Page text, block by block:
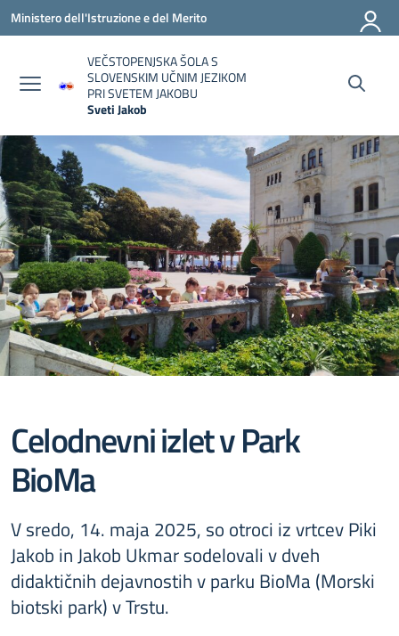
Vai ai contenuti
Vai al menu di navigazione
Vai al footer
Ministero dell'Istruzione e del Merito
VEČSTOPENJSKA ŠOLA S
SLOVENSKIM UČNIM JEZIKOM
PRI SVETEM JAKOBU
Sveti Jakob
Celodnevni izlet v Park
BioMa
V sredo, 14. maja 2025, so otroci iz vrtcev Piki
Jakob in Jakob Ukmar sodelovali v dveh
didaktičnih dejavnostih v parku BioMa (Morski
biotski park) v Trstu.